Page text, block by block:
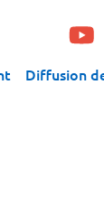
Diffusion